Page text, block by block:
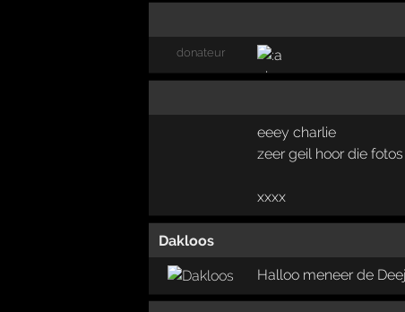
donateur
eeey charlie
zeer geil hoor die
xxxx
Dakloos
Halloo meneer de